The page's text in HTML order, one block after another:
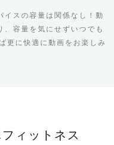
イスの容量は関係なし！動
容量を気にせずいつでも
更に快適に動画をお楽しみ
ィットネス